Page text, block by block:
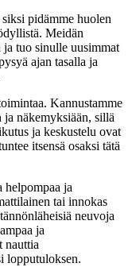
pidämme huolen
Meidän
ja tuo sinulle uusimmat
ajan tasalla ja
Kannustamme
näkemyksiään, sillä
ja keskustelu ovat
itsensä osaksi tätä
helpompaa ja
tai innokas
neuvoja
ja
nauttia
lopputuloksen.